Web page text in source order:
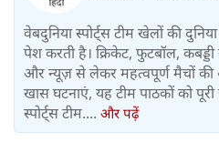
वेबदुनिया स्पोर्ट्स टीम खेलों की
पेश करती है। क्रिकेट, फुटबॉल,
और न्यूज़ से लेकर महत्वपूर्ण मैचों
खास घटनाएं, यह टीम पाठकों को पूरी
स्पोर्ट्स टीम.... और पढ़ें